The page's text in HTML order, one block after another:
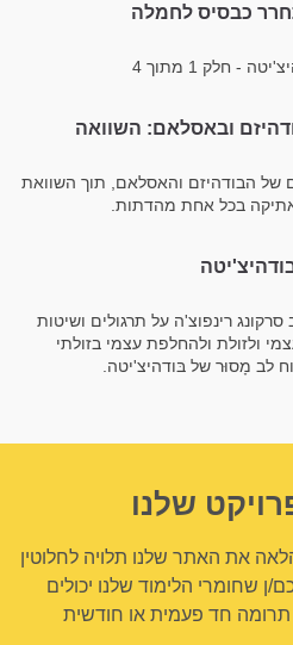
כבסיס לחמלה
- חלק 1 מתוך 4
ובאסלאם: השוואה
של הבודהיזם והאסלאם, תוך השוואת
בכל אחת מהדתות.
רינפוצ'ה על תרגולים ושיטות
ולזולת ולהחלפת עצמי בזולתי
לב מָסוּר של בּודהיצ'יטה.
שלנו
את האתר שלנו תלויה לחלוטין
שחומרי הלימוד שלנו יכולים
תרומה חד פעמית או חודשית